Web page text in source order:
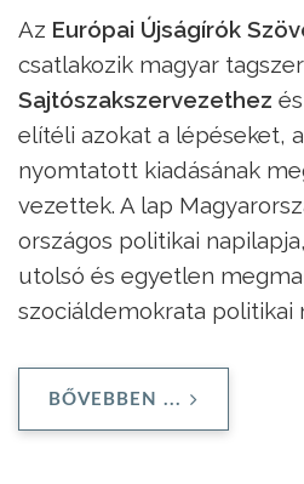
Az Európai Újságírók
csatlakozik magyar
Sajtószakszervezethez
elítéli azokat a lépéseket,
nyomtatott kiadásának
vezettek. A lap
országos politikai
utolsó és egyetlen
szociáldemokrata politikai
BŐVEBBEN ...